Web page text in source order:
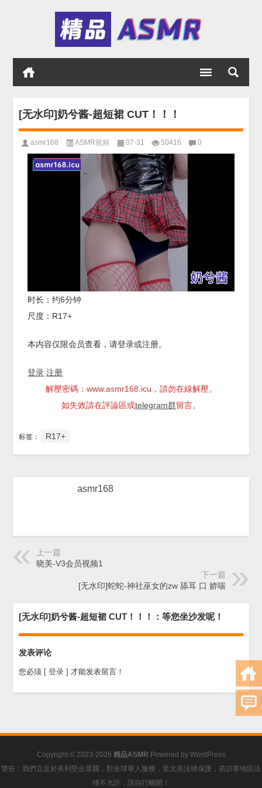
[无水印]奶兮酱-超短裙 CUT！！！
asmr168 ASMR視頻 07-31 50416 0
时长：约6分钟
尺度：R17+
本内容仅限会员查看，请登录或注册。
登录 注册
解壓密碼：www.asmr168.icu，請勿在線解壓。
如失效請在評論區或telegram群留言。
标签： R17+
asmr168
上一篇
晓美-V3会员视频1
下一篇
[无水印]蛇蛇-神社巫女的zw 舔耳 口 娇喘
[无水印]奶兮酱-超短裙 CUT！！！：等您坐沙发呢！
发表评论
您必须 [ 登录 ] 才能发表留言！
Copyright © 2023-2026 精品ASMR Powered by WordPress
警告：我們立足於美利堅合眾國，對全球華人服務，受北美法律保護，若訪客地區法
律不允許，請自行離開！